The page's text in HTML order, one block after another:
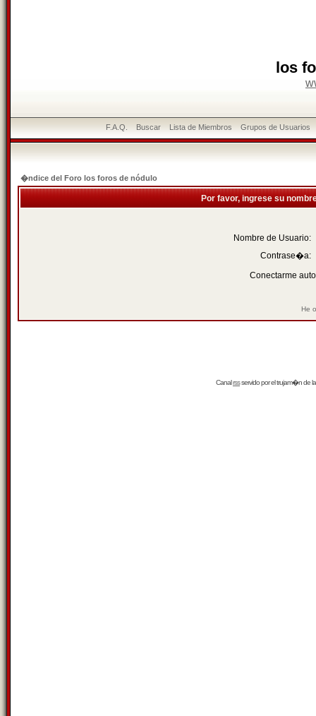
los
F.A.Q. Buscar Lista de Miembros Grupos de Usuarios
�ndice del Foro los foros de nódulo
Por favor, ingrese su
Nombre de Usuario:
Contrase�a:
Conectarme
He
Canalrssservido por eltrujam�nde